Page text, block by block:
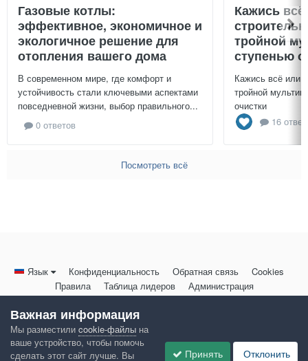
Газовые котлы:
эффективное, экономичное и
экологичное решение для
отопления вашего дома
В современном мире, где комфорт и
устойчивость стали ключевыми аспектами
повседневной жизни, выбор правильного...
0 ответов
Кажись
тройной
ступенью
Кажись всё или
тройной
очистки
16
Посмотреть всё
Язык Конфиденциальность Обратная связь
Cookies
Правила
Таблица лидеров Администрация
Powered by Invision Community
Важная информация
Мы разместили cookie-файлы на
ваше устройство, чтобы помочь
сделать этот сайт лучше. Вы
Принять Отклонить